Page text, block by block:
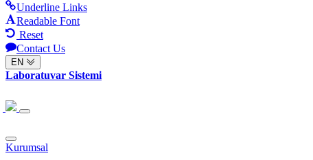
Underline Links
Readable Font
Reset
Contact Us
EN
Laboratuvar Sistemi
Kurumsal